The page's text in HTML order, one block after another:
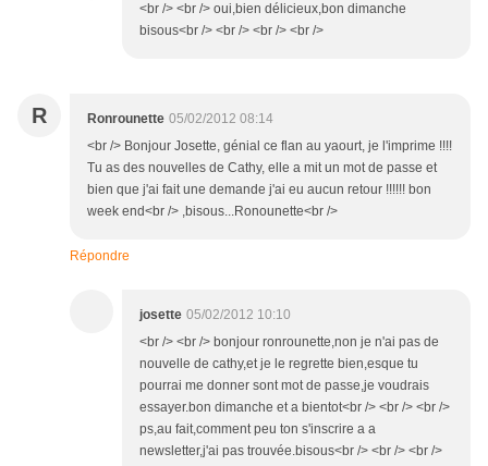
<br /> <br /> oui,bien délicieux,bon dimanche
bisous<br /> <br /> <br /> <br />
R Ronrounette 05/02/2012 08:14
<br /> Bonjour Josette, génial ce flan au yaourt, je l'imprime !!!!
Tu as des nouvelles de Cathy, elle a mit un mot de passe et
bien que j'ai fait une demande j'ai eu aucun retour !!!!!! bon
week end<br /> ,bisous...Ronounette<br />
Répondre
josette 05/02/2012 10:10
<br /> <br /> bonjour ronrounette,non je n'ai pas de
nouvelle de cathy,et je le regrette bien,esque tu
pourrai me donner sont mot de passe,je voudrais
essayer.bon dimanche et a bientot<br /> <br /> <br />
ps,au fait,comment peu ton s'inscrire a a
newsletter,j'ai pas trouvée.bisous<br /> <br /> <br />